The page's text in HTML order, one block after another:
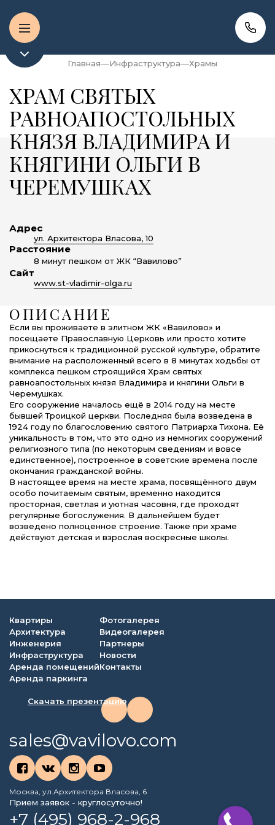
Главная Инфраструктура Храмы
ХРАМ СВЯТЫХ
РАВНОАПОСТОЛЬНЫХ
КНЯЗЯ ВЛАДИМИРА И
КНЯГИНИ ОЛЬГИ В
ЧЕРЕМУШКАХ
Адрес
ул. Архитектора Власова, 10
Расстояние
8 минут пешком от ЖК “Вавилово”
Сайт
www.st-vladimir-olga.ru
ОПИСАНИЕ
Если вы проживаете в элитном ЖК «Вавилово» и
посещаете Православную Церковь или просто хотите
прикоснуться к традиционной русской культуре, обратите
внимание на расположенный всего в 8 минутах ходьбы от
комплекса пешком строящийся Храм святых
равноапостольных князя Владимира и княгини Ольги в
Черемушках.
Его сооружение началось ещё в 2014 году на месте
бывшей Троицкой церкви. Последняя была возведена в
1924 году по благословению святого Патриарха Тихона. Её
уникальность в том, что это одно из немногих сооружений
религиозного типа (по некоторым сведениям и вовсе
единственное), построенное в советские времена после
окончания гражданской войны.
В настоящее время на месте храма, посвящённого двум
особо почитаемым святым, временно находится
просторная, светлая и уютная часовня, где проходят
регулярные богослужения. В дальнейшем будет
возведено полноценное строение. Также при храме
действуют детская и взрослая воскресные школы.
Квартиры
Архитектура
Инженерия
Инфраструктура
Аренда помещений
Аренда паркинга
Фотогалерея
Видеогалерея
Партнеры
Новости
Контакты
Скачать презентацию
sales@vavilovo.com
Москва, ул.Архитектора Власова, 6
Прием заявок - круглосуточно!
+7 (495) 968-2-968